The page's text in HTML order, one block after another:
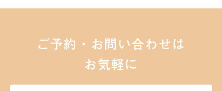
ご予約・お問い合わせは
お気軽に